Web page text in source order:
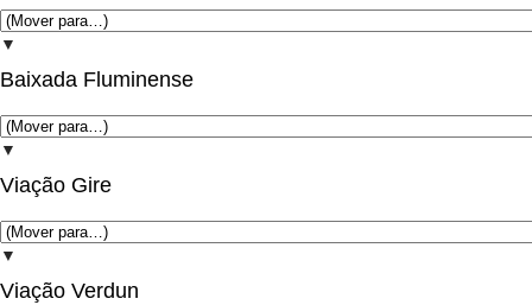
▼
Baixada Fluminense
▼
Viação Gire
▼
Viação Verdun